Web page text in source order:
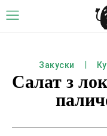
Закуски
Салат з